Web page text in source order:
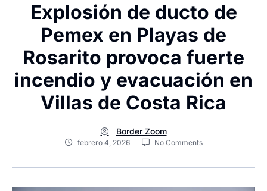
Explosión de ducto de
Pemex en Playas de
Rosarito provoca fuerte
incendio y evacuación en
Villas de Costa Rica
Border Zoom
febrero 4, 2026 No Comments